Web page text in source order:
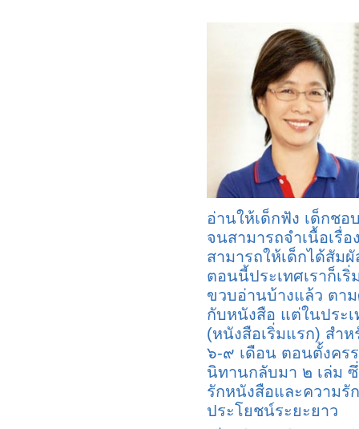
อ่านให้เด็กฟัง เด็กชอ
จนสามารถจำเนื้อเรื่
สามารถให้เด็กได้สัม
ตอนนี้ประเทศเราก็เ
ขวบอ่านบ้างแล้ว ตา
กับหนังสือ แต่ในประเ
(หนังสือเริ่มแรก) สำ
๖-๙ เดือน ตอนตั้งคร
นิทานกลับมา ๒ เล่ม ซึ่
รักหนังสือและความรั
ประโยชน์ระยะยาว